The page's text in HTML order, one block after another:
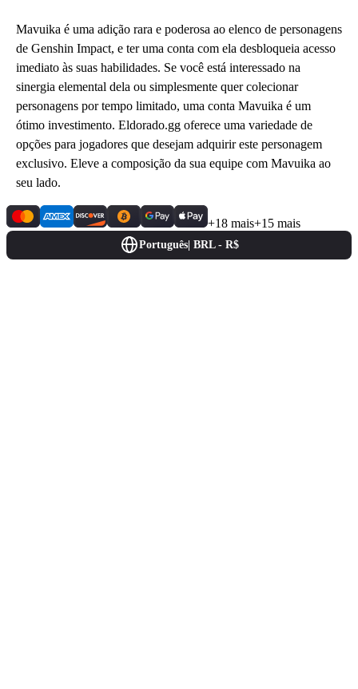
Mavuika é uma adição rara e poderosa ao elenco de personagens
de Genshin Impact, e ter uma conta com ela desbloqueia acesso
imediato às suas habilidades. Se você está interessado na
sinergia elemental dela ou simplesmente quer colecionar
personagens por tempo limitado, uma conta Mavuika é um
ótimo investimento. Eldorado.gg oferece uma variedade de
opções para jogadores que desejam adquirir este personagem
exclusivo. Eleve a composição da sua equipe com Mavuika ao
seu lado.
+18 mais+15 mais
Português| BRL - R$